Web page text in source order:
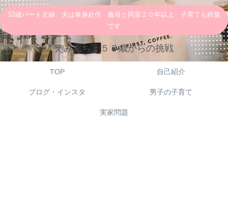
53歳パート主婦 夫は単身赴任 義母と同居２０年以上 子育ても終盤
です
えみんちょ５３歳からの挑戦
TOP 自己紹介
ブログ・インスタ 男子の子育て
実家問題